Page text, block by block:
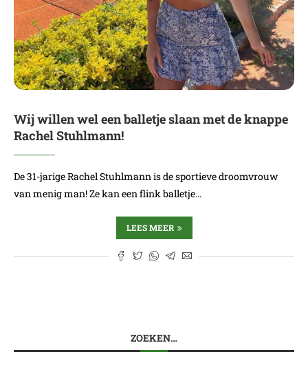
Wij willen wel een balletje slaan met de knappe
Rachel Stuhlmann!
De 31-jarige Rachel Stuhlmann is de sportieve droomvrouw
van menig man! Ze kan een flink balletje…
LEES MEER
ZOEKEN…